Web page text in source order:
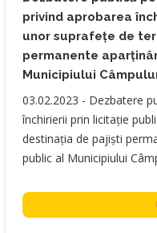
privind aprobarea
unor suprafețe de
permanente
Municipiului
​03.02.2023 - Dezbatere
închirierii prin licitație
destinația de pajiști
public al Municipiului